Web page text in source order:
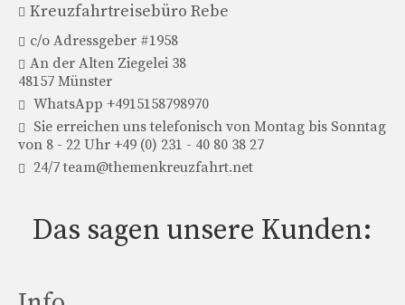
Impressum
Datenschutzerklärung
Kreuzfahrtreisebüro Rebe
c/o Adressgeber #1958
An der Alten Ziegelei 38
48157 Münster
WhatsApp +4915158798970
Sie erreichen uns telefonisch von Montag bis Sonntag
von 8 - 22 Uhr +49 (0) 231 - 40 80 38 27
24/7 team@themenkreuzfahrt.net
Das sagen unsere Kunden: